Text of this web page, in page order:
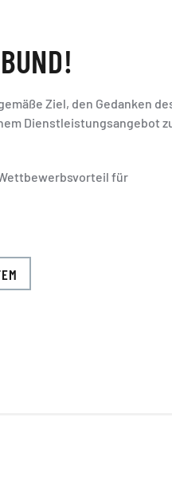
Ziel, den Gedanken
Dienstleistungsangebot
für